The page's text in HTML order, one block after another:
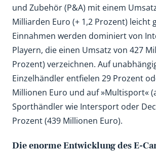
und Zubehör (P&A) mit einem
Milliarden Euro (+ 1,2 Prozent) leicht
Einnahmen werden dominiert von
Playern, die einen Umsatz von 427
Prozent) verzeichnen. Auf
Einzelhändler entfielen 29 Prozent
Millionen Euro und auf »Multisport«
Sporthändler wie Intersport oder
Prozent (439 Millionen Euro).
Die enorme Entwicklung des E-